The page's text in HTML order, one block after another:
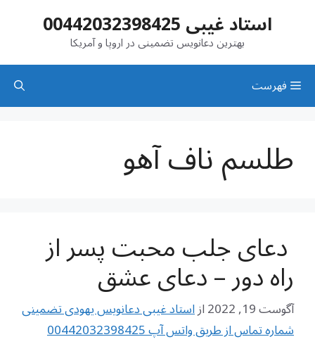
استاد غیبی 00442032398425
بهترین دعانویس تضمینی در اروپا و آمریکا
فهرست
طلسم ناف آهو
دعای جلب محبت پسر از
راه دور – دعای عشق
آگوست 19, 2022 ازاستاد غیبی دعانویس یهودی تضمینی
شماره تماس از طریق واتس آپ 00442032398425